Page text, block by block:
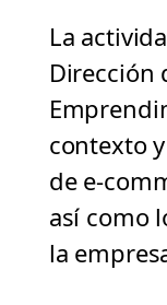
La
Dirección
contexto
de e-
así como
la